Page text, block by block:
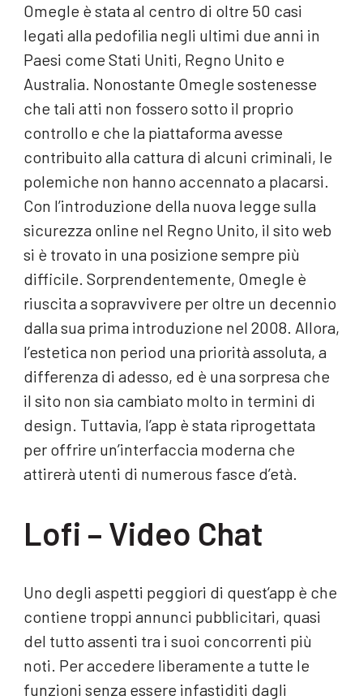
Omegle è stata al centro di oltre 50 casi
legati alla pedofilia negli ultimi due anni in
Paesi come Stati Uniti, Regno Unito e
Australia. Nonostante Omegle sostenesse
che tali atti non fossero sotto il proprio
controllo e che la piattaforma avesse
contribuito alla cattura di alcuni criminali, le
polemiche non hanno accennato a placarsi.
Con l’introduzione della nuova legge sulla
sicurezza online nel Regno Unito, il sito web
si è trovato in una posizione sempre più
difficile. Sorprendentemente, Omegle è
riuscita a sopravvivere per oltre un decennio
dalla sua prima introduzione nel 2008. Allora,
l’estetica non period una priorità assoluta, a
differenza di adesso, ed è una sorpresa che
il sito non sia cambiato molto in termini di
design. Tuttavia, l’app è stata riprogettata
per offrire un’interfaccia moderna che
attirerà utenti di numerous fasce d’età.
Lofi – Video Chat
Uno degli aspetti peggiori di quest’app è che
contiene troppi annunci pubblicitari, quasi
del tutto assenti tra i suoi concorrenti più
noti. Per accedere liberamente a tutte le
funzioni senza essere infastiditi dagli